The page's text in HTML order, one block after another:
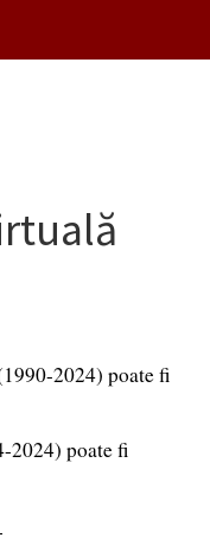
2024) poate fi
2024) poate fi